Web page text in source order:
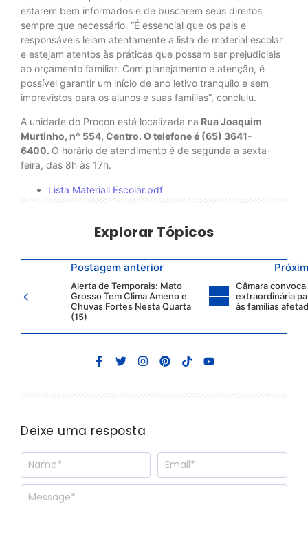
estarem bem informados e de buscarem seus direitos
sempre que necessário. “É essencial que os pais e
responsáveis leiam atentamente a lista de material escolar
e estejam atentos às práticas que possam ser prejudiciais
ao orçamento familiar. Com planejamento e atenção, é
possível garantir um início de ano letivo tranquilo e sem
imprevistos para os alunos e suas famílias”, concluiu.
A unidade do Procon está localizada na Rua Joaquim
Murtinho, nº 554, Centro. O telefone é (65) 3641-
6400. O horário de atendimento é de segunda a sexta-
feira, das 8h às 17h.
Lista Materiall Escolar.pdf
Explorar Tópicos
Postagem anterior
Alerta de Temporais: Mato
Grosso Tem Clima Ameno e
Chuvas Fortes Nesta Quarta
(15)
Câmara
extraordinária
às famílias
Deixe uma resposta